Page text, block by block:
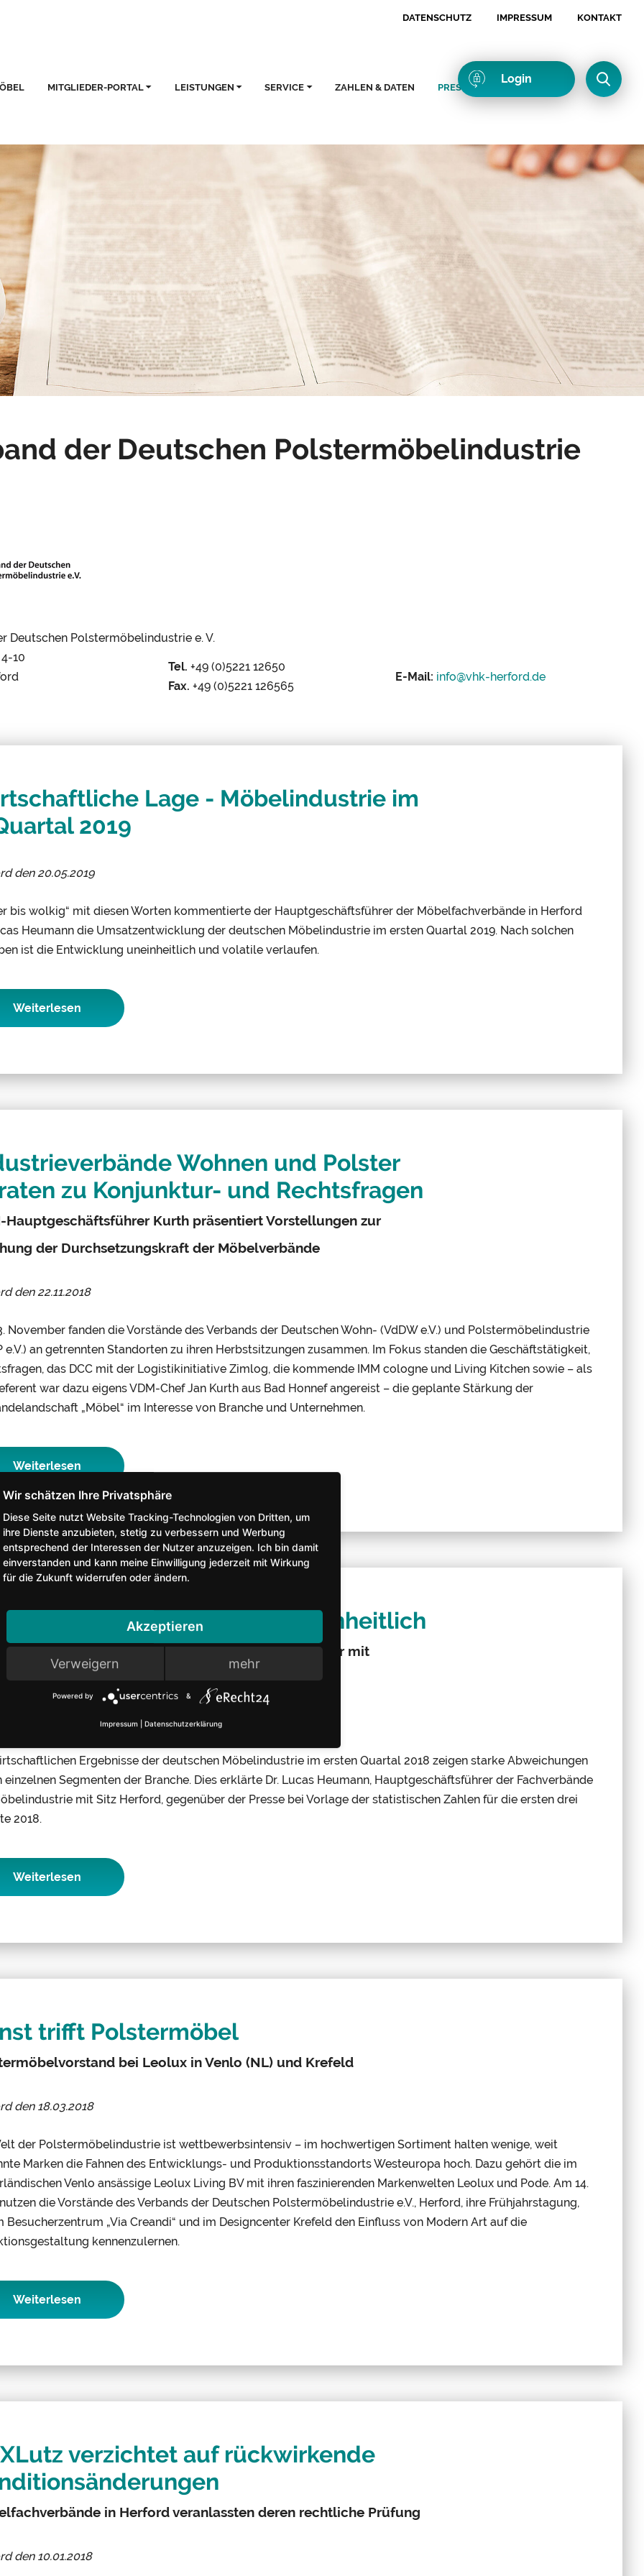
MITGLIEDER-PORTAL LEISTUNGEN SERVICE ZAHLEN & DATEN PRESSE
DATENSCHUTZ IMPRESSUM KONTAKT
Login
der Deutschen Polstermöbelindustrie
Deutschen Polstermöbelindustrie e. V.
10
Tel. +49 (0)5221 12650
Fax. +49 (0)5221 126565
E-Mail: info@vhk-herford.de
Lage - Möbelindustrie im
2019
den 20.05.2019
bis wolkig“ mit diesen Worten kommentierte der Hauptgeschäftsführer der Möbelfachverbände in Herford
Heumann die Umsatzentwicklung der deutschen Möbelindustrie im ersten Quartal 2019. Nach solchen
ist die Entwicklung uneinheitlich und volatile verlaufen.
Weiterlesen
Wohnen und Polster
zu Konjunktur- und Rechtsfragen
Hauptgeschäftsführer Kurth präsentiert Vorstellungen zur
der Durchsetzungskraft der Möbelverbände
den 22.11.2018
November fanden die Vorstände des Verbands der Deutschen Wohn- (VdDW e.V.) und Polstermöbelindustrie
e.V.) an getrennten Standorten zu ihren Herbstsitzungen zusammen. Im Fokus standen die Geschäftstätigkeit,
das DCC mit der Logistikinitiative Zimlog, die kommende IMM cologne und Living Kitchen sowie – als
war dazu eigens VDM-Chef Jan Kurth aus Bad Honnef angereist – die geplante Stärkung der
„Möbel“ im Interesse von Branche und Unternehmen.
Weiterlesen
im 1. Quartal uneinheitlich
Küche gewinnt an Fahrt – Polster weiter mit
den
Ergebnisse der deutschen Möbelindustrie im ersten Quartal 2018 zeigen starke Abweichungen
einzelnen Segmenten der Branche. Dies erklärte Dr. Lucas Heumann, Hauptgeschäftsführer der Fachverbände
mit Sitz Herford, gegenüber der Presse bei Vorlage der statistischen Zahlen für die ersten drei
2018.
Weiterlesen
trifft Polstermöbel
bei Leolux in Venlo (NL) und Krefeld
den 18.03.2018
der Polstermöbelindustrie ist wettbewerbsintensiv – im hochwertigen Sortiment halten wenige, weit
Marken die Fahnen des Entwicklungs- und Produktionsstandorts Westeuropa hoch. Dazu gehört die im
Venlo ansässige Leolux Living BV mit ihren faszinierenden Markenwelten Leolux und Pode. Am 14.
die Vorstände des Verbands der Deutschen Polstermöbelindustrie e.V., Herford, ihre Frühjahrstagung,
Besucherzentrum „Via Creandi“ und im Designcenter Krefeld den Einfluss von Modern Art auf die
kennenzulernen.
Weiterlesen
verzichtet auf rückwirkende
in Herford veranlassten deren rechtliche Prüfung
den 10.01.2018
Diese Seite nutzt Website Tracking-Technologien von Dritten, um
ihre Dienste anzubieten, stetig zu verbessern und Werbung
entsprechend der Interessen der Nutzer anzuzeigen. Ich bin damit
einverstanden und kann meine Einwilligung jederzeit mit Wirkung
für die Zukunft widerrufen oder ändern.
Akzeptieren
Verweigern mehr
Powered by &
Impressum Datenschutzerklärung